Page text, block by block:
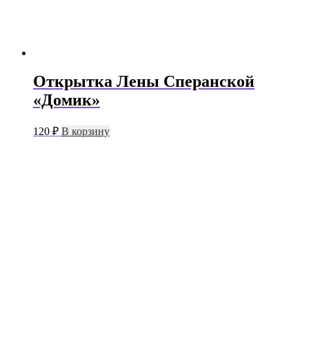
Открытка Лены Сперанской
«Домик»
120 ₽ В корзину